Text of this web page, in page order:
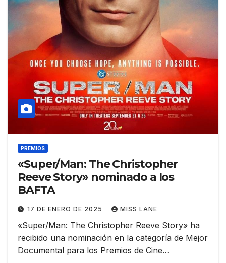
PREMIOS
«Super/Man: The Christopher
Reeve Story» nominado a los
BAFTA
17 DE ENERO DE 2025 MISS LANE
«Super/Man: The Christopher Reeve Story» ha
recibido una nominación en la categoría de Mejor
Documental para los Premios de Cine…